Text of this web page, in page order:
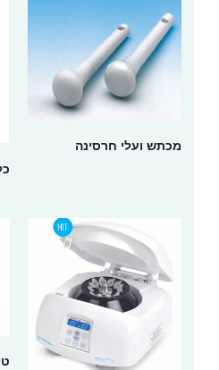
מכתש ועלי חרסינה